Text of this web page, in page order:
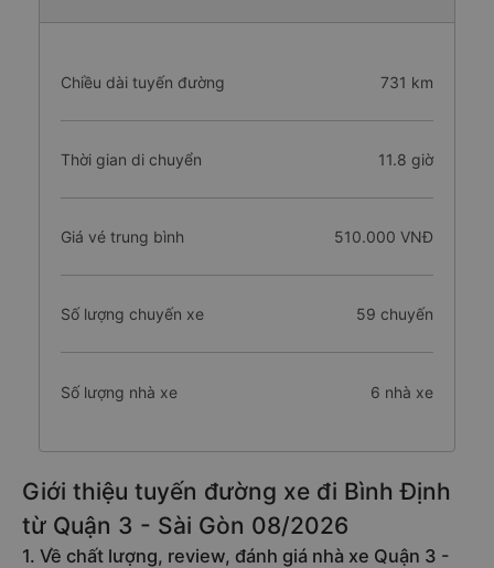
Chiều dài tuyến đường 731 km
Thời gian di chuyển 11.8 giờ
Giá vé trung bình 510.000 VNĐ
Số lượng chuyến xe 59 chuyến
Số lượng nhà xe 6 nhà xe
Giới thiệu tuyến đường xe đi Bình Định
từ Quận 3 - Sài Gòn 08/2026
1. Về chất lượng, review, đánh giá nhà xe Quận 3 -